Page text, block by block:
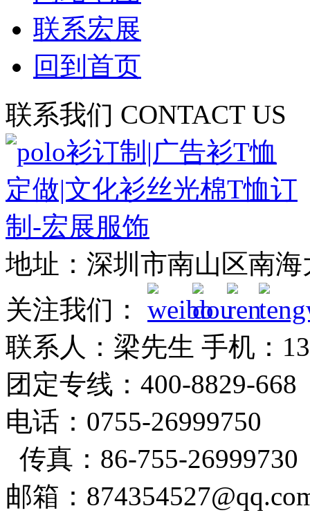
联系宏展
回到首页
联系我们 CONTACT US
地址：深圳市南山区南
关注我们：
联系人：梁先生 手机：
团定专线：400-8829-
电话：0755-26999750
传真：86-755-26999730
邮箱：